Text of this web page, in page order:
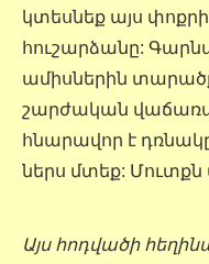
կտեսնեք այս
հուշարձանը:
ամիսներին
շարժական
հնարավոր է
ներս մտեք:
Այս հոդվածի